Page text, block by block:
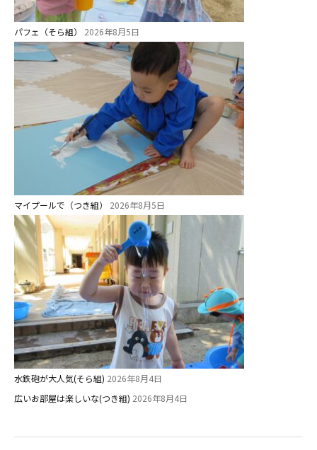
パフェ（そら組） 2026年8月5日
マイプールで（つき組） 2026年8月5日
水鉄砲が大人気(そら組) 2026年8月4日
広いお部屋は楽しいな(つき組) 2026年8月4日